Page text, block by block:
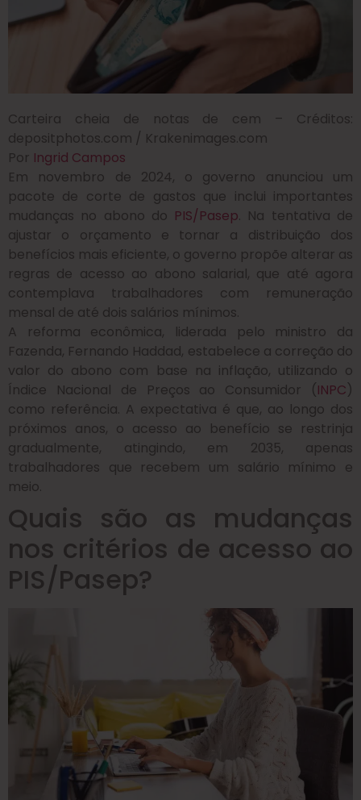
Carteira cheia de notas de cem – Créditos:
depositphotos.com / Krakenimages.com
Por Ingrid Campos
Em novembro de 2024, o governo anunciou um
pacote de corte de gastos que inclui importantes
mudanças no abono do PIS/Pasep. Na tentativa de
ajustar o orçamento e tornar a distribuição dos
benefícios mais eficiente, o governo propõe alterar as
regras de acesso ao abono salarial, que até agora
contemplava trabalhadores com remuneração
mensal de até dois salários mínimos.
A reforma econômica, liderada pelo ministro da
Fazenda, Fernando Haddad, estabelece a correção do
valor do abono com base na inflação, utilizando o
Índice Nacional de Preços ao Consumidor (INPC)
como referência. A expectativa é que, ao longo dos
próximos anos, o acesso ao benefício se restrinja
gradualmente, atingindo, em 2035, apenas
trabalhadores que recebem um salário mínimo e
meio.
Quais são as mudanças
nos critérios de acesso ao
PIS/Pasep?